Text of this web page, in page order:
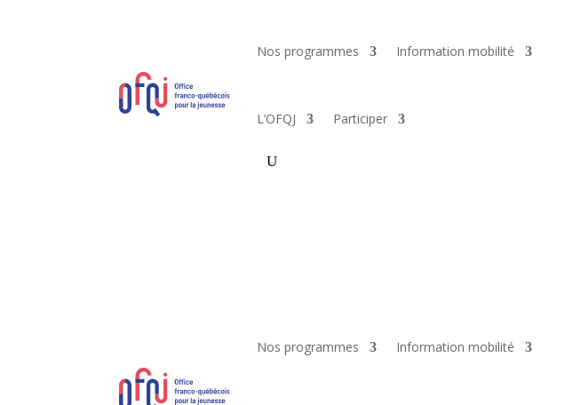
Nos programmes Information mobilité
L’OFQJ Participer
Nos programmes Information mobilité